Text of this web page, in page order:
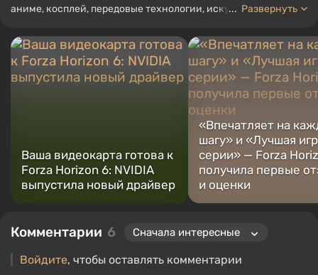
аниме, косплей, передовые технологии, искусственный
нескольких обзоров, топов, компиляций и других статей,
связанных с видеоиграми. Я собираю различные игровые
сувениры, включая фигурки, постеры, старые консоли и
многое другое. У меня есть живой интерес к ретро-играм. Я
... Развернуть
Ваша видеокарта готова к
Forza Horizon 6: NVIDIA
выпустила новый драйвер
«Впечатляет на
шагу» и «Лучшая
серии» — Forza
получила первые
и оценки
Комментарии 6
Войдите, чтобы оставлять комментарии